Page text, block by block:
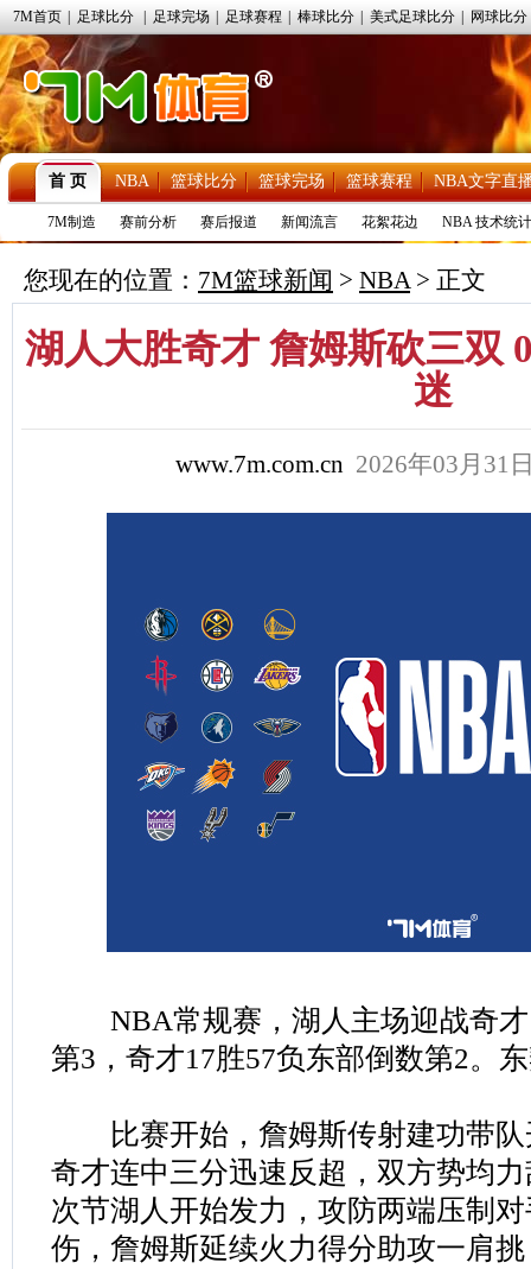
7M首页 足球比分 足球完场 足球赛程 棒球比分 美式足球比分 网球比分
首 页 NBA 篮球比分 篮球完场 篮球赛程 NBA文字直
7M制造 赛前分析 赛后报道 新闻流言 花絮花边 NBA 技术统计
您现在的位置： 7M篮球新闻 > NBA> 正文
湖人大胜奇才 詹姆斯砍三双
迷
www.7m.com.cn 2026年03月31
NBA常规赛，湖人主场迎战奇才
第3，奇才17胜57负东部倒数第2。
比赛开始，詹姆斯传射建功带队
奇才连中三分迅速反超，双方势均
次节湖人开始发力，攻防两端压制
伤，詹姆斯延续火力得分助攻一肩